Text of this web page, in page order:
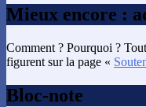
Mieux encore :
Comment ? Pourquoi ?
figurent sur la page «
Bloc-note